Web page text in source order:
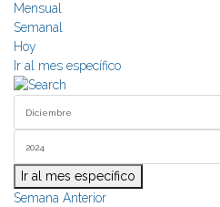
Mensual
Semanal
Hoy
Ir al mes específico
Ir al mes específico
Semana Anterior